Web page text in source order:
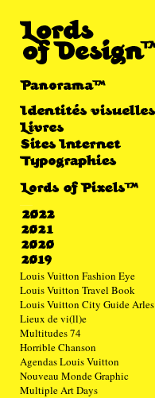
Louis Vuitton Fashion Eye
Louis Vuitton Travel Book
Louis Vuitton City Guide Arles
Lieux de vi(ll)e
Multitudes 74
Horrible Chanson
Agendas Louis Vuitton
Nouveau Monde Graphic
Multiple Art Days